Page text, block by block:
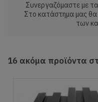
Συνεργαζόμαστε με
Στο κατάστημα μας
των
16 ακόμα προϊόντα